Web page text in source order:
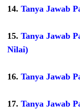
14. Tanya Jawab
15. Tanya Jawab
Nilai)
16. Tanya Jawab
17. Tanya Jawab